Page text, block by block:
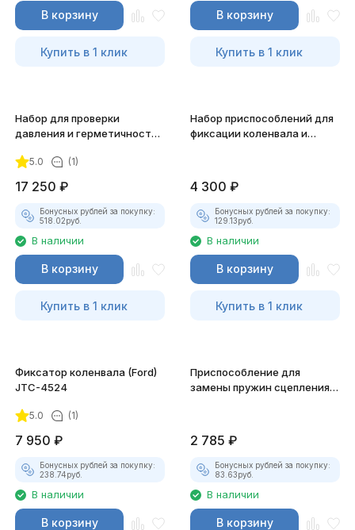
В корзину
Купить в 1 клик
В корзину
Купить в 1 клик
Набор для проверки
давления и герметичности
5.0 (1)
17 250 ₽
Бонусных рублей за покупку:
518.02руб.
В наличии
В корзину
Купить в 1 клик
Набор приспособлений для
фиксации коленвала и
4 300 ₽
Бонусных рублей за покупку:
129.13руб.
В наличии
В корзину
Купить в 1 клик
Фиксатор коленвала (Ford)
JTC-4524
5.0 (1)
7 950 ₽
Бонусных рублей за покупку:
238.74руб.
В наличии
В корзину
Приспособление для
замены пружин сцепления
2 785 ₽
Бонусных рублей за покупку:
83.63руб.
В наличии
В корзину